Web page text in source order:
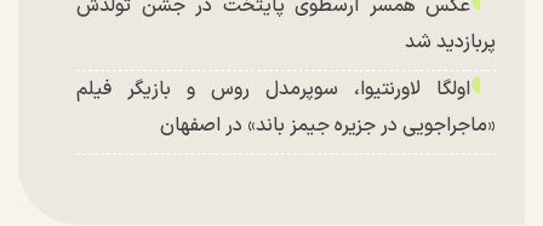
عکس همسر ارسطوی پایتخت در جشن تولدش
پربازدید شد
اولگا لاورنتیوا، سوپرمدل روس و بازیگر فیلم
«ماجراجویی در جزیره جیمز باند» در اصفهان